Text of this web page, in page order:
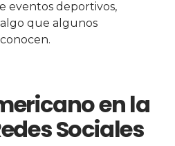
eventos deportivos,
que algunos
en la
Sociales